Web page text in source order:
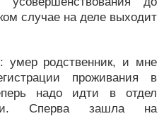
случае на деле выходит
умер родственник, и мне
проживания в
надо идти в отдел
Сперва зашла на